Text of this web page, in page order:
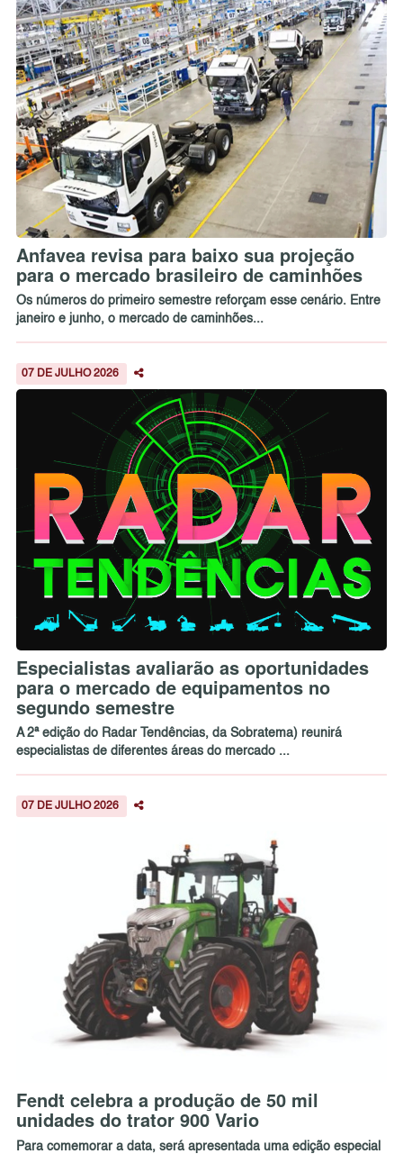
Anfavea revisa para baixo sua projeção
para o mercado brasileiro de caminhões
Os números do primeiro semestre reforçam esse cenário. Entre
janeiro e junho, o mercado de caminhões...
07 DE JULHO 2026
Especialistas avaliarão as oportunidades
para o mercado de equipamentos no
segundo semestre
A 2ª edição do Radar Tendências, da Sobratema) reunirá
especialistas de diferentes áreas do mercado ...
07 DE JULHO 2026
Fendt celebra a produção de 50 mil
unidades do trator 900 Vario
Para comemorar a data, será apresentada uma edição especial